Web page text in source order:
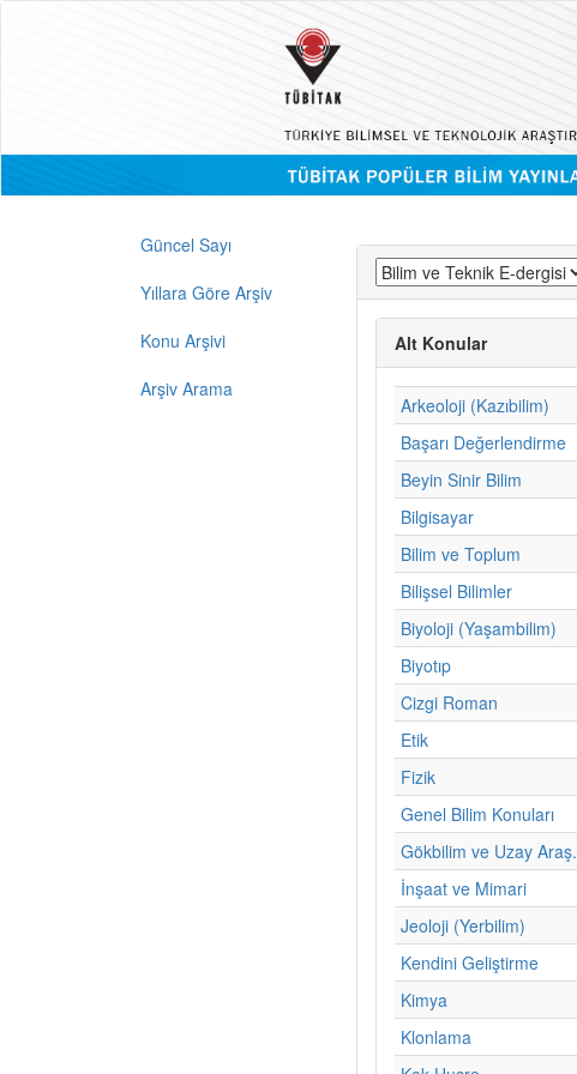
Güncel Sayı
Yıllara Göre Arşiv
Konu Arşivi
Arşiv Arama
Alt Konular
Arkeoloji (Kazıbilim)
Başarı Değerlendirme
Beyin Sinir Bilim
Bilgisayar
Bilim ve Toplum
Bilişsel Bilimler
Biyoloji (Yaşambilim)
Biyotıp
Cizgi Roman
Etik
Fizik
Genel Bilim Konuları
Gökbilim ve Uzay Araş.
İnşaat ve Mimari
Jeoloji (Yerbilim)
Kendini Geliştirme
Kimya
Klonlama